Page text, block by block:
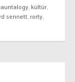
,kültür,
sennett,rorty,